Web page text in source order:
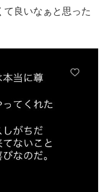
良いなぁと思った